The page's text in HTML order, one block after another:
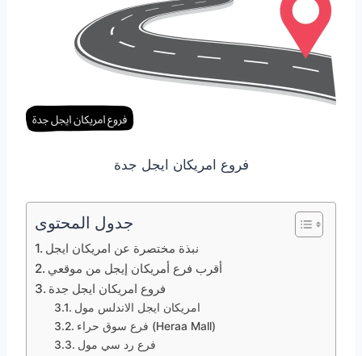
فروع امريكان ايجل جدة
جدول المحتوى
نبذة مختصرة عن امريكان ايجل
أقرب فرع أمريكان إيجل من موقعي
فروع امريكان ايجل جدة
امريكان ايجل الاندلس مول
فرع سوق حراء (Heraa Mall)
فرع رد سي مول